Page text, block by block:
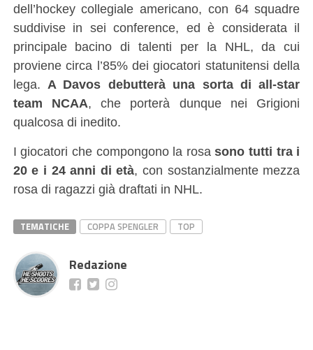
dell’hockey collegiale americano, con 64 squadre
suddivise in sei conference, ed è considerata il
principale bacino di talenti per la NHL, da cui
proviene circa l’85% dei giocatori statunitensi della
lega. A Davos debutterà una sorta di all-star
team NCAA, che porterà dunque nei Grigioni
qualcosa di inedito.
I giocatori che compongono la rosasono tutti tra i
20 e i 24 anni di età, con sostanzialmente mezza
rosa di ragazzi già draftati in NHL.
TEMATICHE COPPA SPENGLER TOP
Redazione